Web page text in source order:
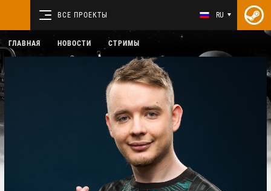
ВСЕ ПРОЕКТЫ RU
ГЛАВНАЯ НОВОСТИ СТРИМЫ